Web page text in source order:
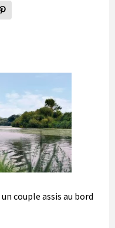
couple assis au bord